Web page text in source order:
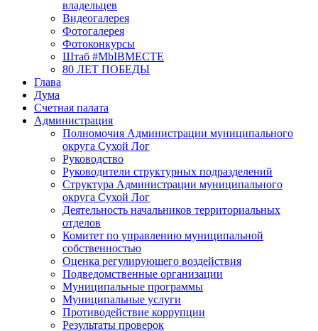
владельцев
Видеогалерея
Фотогалерея
Фотоконкурсы
Штаб #MbIBMECTE
80 ЛЕТ ПОБЕДЫ
Глава
Дума
Счетная палата
Администрация
Полномочия Администрации муниципального
округа Сухой Лог
Руководство
Руководители структурных подразделений
Структура Администрации муниципального
округа Сухой Лог
Деятельность начальников территориальных
отделов
Комитет по управлению муниципальной
собственностью
Оценка регулирующего воздействия
Подведомственные организации
Муниципальные программы
Муниципальные услуги
Противодействие коррупции
Результаты проверок